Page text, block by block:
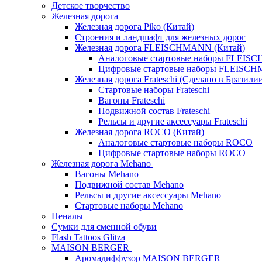
Детское творчество
Железная дорога
Железная дорога Piko (Китай)
Строения и ландшафт для железных дорог
Железная дорога FLEISCHMANN (Китай)
Аналоговые стартовые наборы
Цифровые стартовые наборы
Железная дорога Frateschi (Сделано в
Стартовые наборы Frateschi
Вагоны Frateschi
Подвижной состав Frateschi
Рельсы и другие аксессуары Frateschi
Железная дорога ROCO (Китай)
Аналоговые стартовые наборы ROCO
Цифровые стартовые наборы ROCO
Железная дорога Mehano
Вагоны Mehano
Подвижной состав Mehano
Рельсы и другие аксессуары Mehano
Стартовые наборы Mehano
Пеналы
Сумки для сменной обуви
Flash Tattoos Glitza
MAISON BERGER
Аромадиффузор MAISON BERGER